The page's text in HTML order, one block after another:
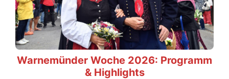
Warnemünder Woche 2026: Programm
& Highlights